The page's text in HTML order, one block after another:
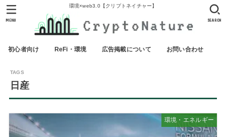
環境×web3.0【クリプトネイチャー】
初心者向け ReFi・環境 広告掲載について お問い合わせ
SEARCH
MENU
日産
環境・エネルギー